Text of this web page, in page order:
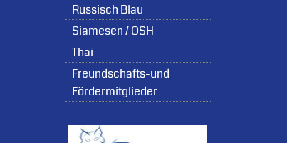
Russisch Blau
Siamesen / OSH
Thai
Freundschafts-und
Fördermitglieder